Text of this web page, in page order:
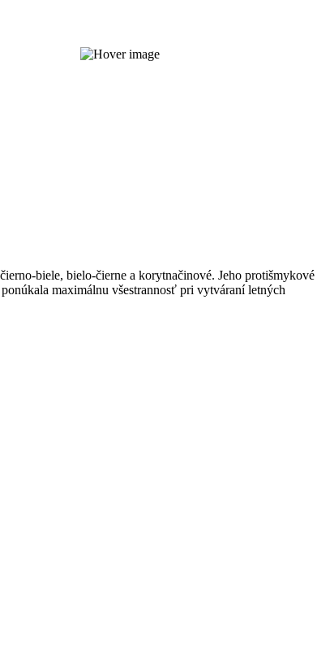
biele, bielo-čierne a korytnačinové. Jeho protišmykové
maximálnu všestrannosť pri vytváraní letných